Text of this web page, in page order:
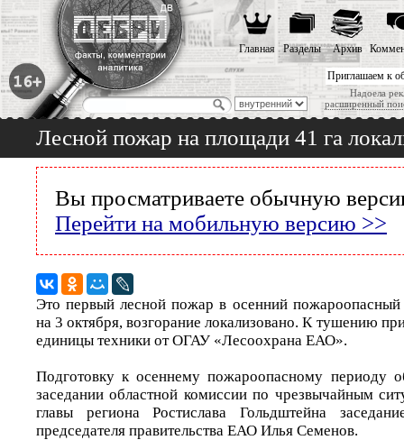
Приглашаем к
Надоела
расширенный
Главная Разделы Архив
Лесной пожар на площади 41 га
Вы просматриваете обычную
Перейти на мобильную версию >>
Это первый лесной пожар в осенний
на 3 октября, возгорание локализовано. К тушению
единицы техники от ОГАУ «Лесоохрана ЕАО».
Подготовку к осеннему пожароопасному периоду
заседании областной комиссии по чрезвычайным
главы региона Ростислава Гольдштейна
председателя правительства ЕАО Илья Семенов.